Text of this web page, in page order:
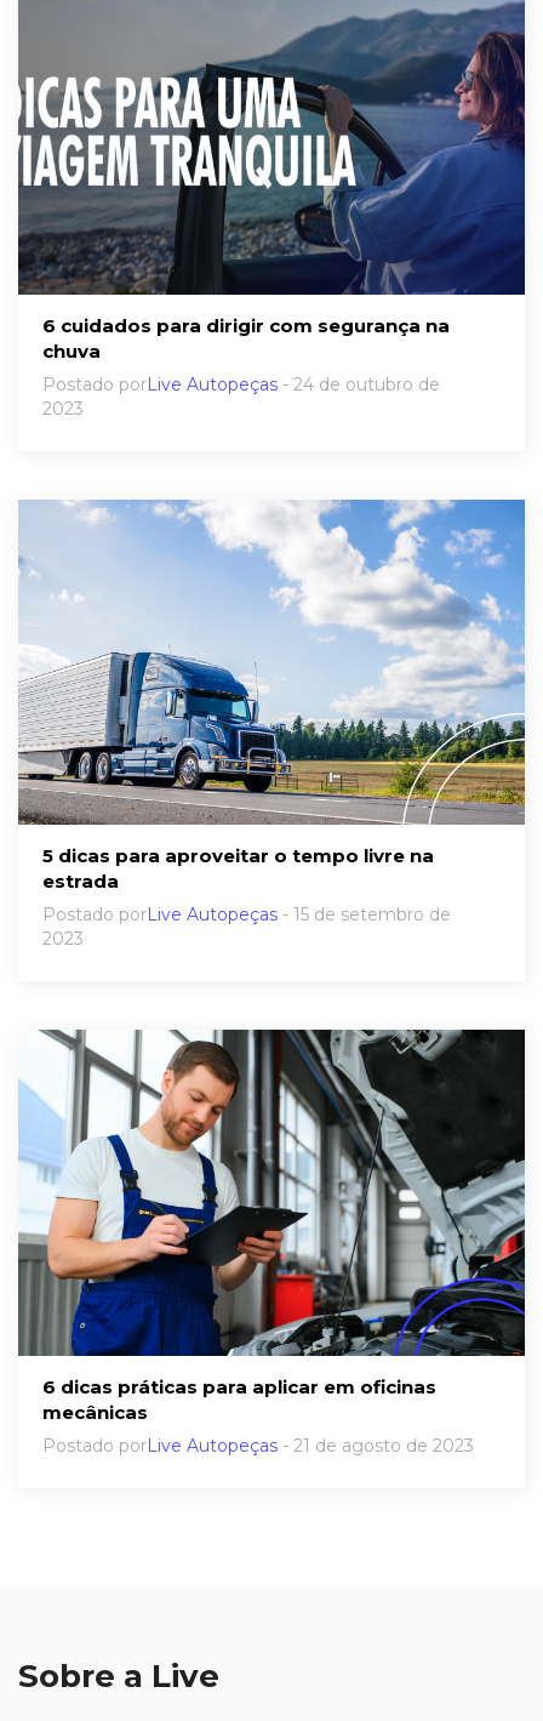
6 cuidados para dirigir com segurança na
chuva
Postado porLive Autopeças - 24 de outubro de
2023
5 dicas para aproveitar o tempo livre na
estrada
Postado porLive Autopeças - 15 de setembro de
2023
6 dicas práticas para aplicar em oficinas
mecânicas
Postado porLive Autopeças - 21 de agosto de 2023
Sobre a Live